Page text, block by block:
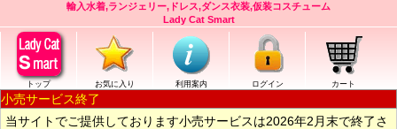
輸入水着,ランジェリー,ドレス,ダンス衣装,仮装コスチューム
Lady Cat Smart
トップ お気に入り 利用案内 ログイン カート
小売サービス終了
当サイトでご提供しております小売サービスは2026年2月末で終了さ